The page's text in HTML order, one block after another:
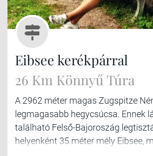
Eibsee kerékpárral
26 Km Könnyű Túra
A 2962 méter magas Zugspitze
legmagasabb hegycsúcsa. Ennek
található Felső-Bajoroszág
helyenként 35 méter mély Eibsee,